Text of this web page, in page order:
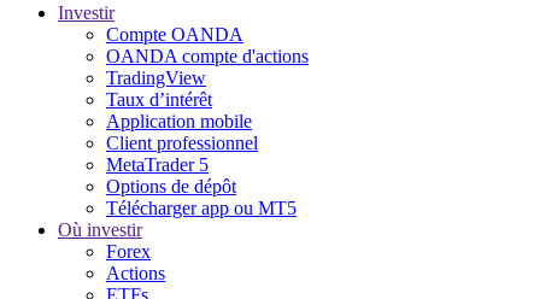
Investir
Compte OANDA
OANDA compte d'actions
TradingView
Taux d’intérêt
Application mobile
Client professionnel
MetaTrader 5
Options de dépôt
Télécharger app ou MT5
Où investir
Forex
Actions
ETFs